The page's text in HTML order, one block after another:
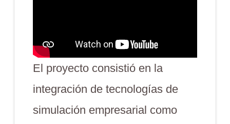
El proyecto consistió en la
integración de tecnologías de
simulación empresarial como